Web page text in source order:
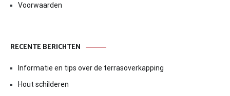
Voorwaarden
RECENTE BERICHTEN
Informatie en tips over de terrasoverkapping
Hout schilderen